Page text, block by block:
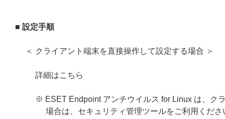
■ 設定手順
＜ クライアント端末を直接操作して設定する場合 ＞
詳細はこちら
※ ESET Endpoint アンチウイルス for Linux は、ク
場合は、セキュリティ管理ツールをご利用くださ